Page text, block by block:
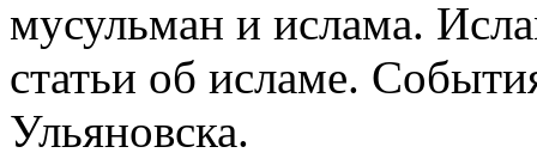
мусульман и ислама.
статьи об исламе.
Ульяновска.